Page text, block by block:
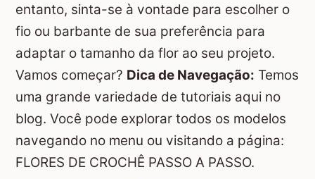
entanto, sinta-se à vontade para escolher o
fio ou barbante de sua preferência para
adaptar o tamanho da flor ao seu projeto.
Vamos começar? Dica de Navegação: Temos
uma grande variedade de tutoriais aqui no
blog. Você pode explorar todos os modelos
navegando no menu ou visitando a página:
FLORES DE CROCHÊ PASSO A PASSO.